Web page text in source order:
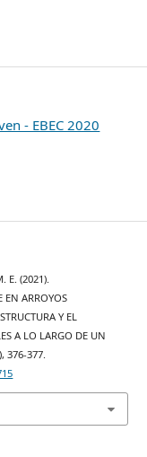
- EBEC 2020
E. (2021).
EN ARROYOS
Y EL
A LO LARGO DE UN
376-377.